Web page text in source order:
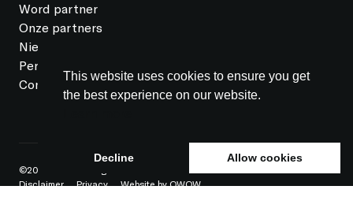
This website uses cookies to ensure you get
the best experience on our website.
Decline Allow cookies
Word partner
Onze partners
Nieuws
Pers
Contact
©2026 GLOW All rights reserved
Disclaimer
Privacy Website by OWOW